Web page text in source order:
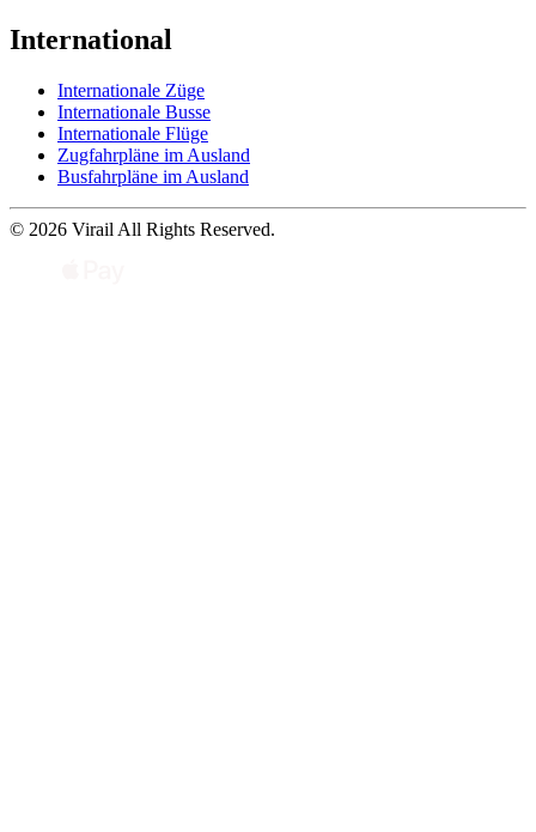
International
Internationale Züge
Internationale Busse
Internationale Flüge
Zugfahrpläne im Ausland
Busfahrpläne im Ausland
© 2026 Virail All Rights Reserved.